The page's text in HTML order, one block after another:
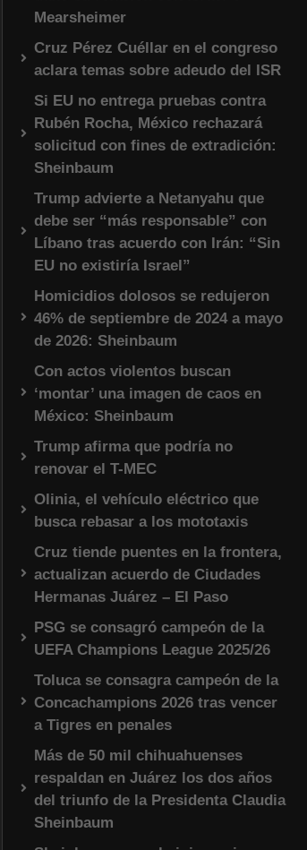
Mearsheimer
Cruz Pérez Cuéllar en el congreso
aclara temas sobre adeudo del ISR
Si EU no entrega pruebas contra
Rubén Rocha, México rechazará
solicitud con fines de extradición:
Sheinbaum
Trump advierte a Netanyahu que
debe ser “más responsable” con
Líbano tras acuerdo con Irán: “Sin
EU no existiría Israel”
Homicidios dolosos se redujeron
46% de septiembre de 2024 a mayo
de 2026: Sheinbaum
Con actos violentos buscan
‘montar’ una imagen de caos en
México: Sheinbaum
Trump afirma que podría no
renovar el T-MEC
Olinia, el vehículo eléctrico que
busca rebasar a los mototaxis
Cruz tiende puentes en la frontera,
actualizan acuerdo de Ciudades
Hermanas Juárez – El Paso
PSG se consagró campeón de la
UEFA Champions League 2025/26
Toluca se consagra campeón de la
Concachampions 2026 tras vencer
a Tigres en penales
Más de 50 mil chihuahuenses
respaldan en Juárez los dos años
del triunfo de la Presidenta Claudia
Sheinbaum